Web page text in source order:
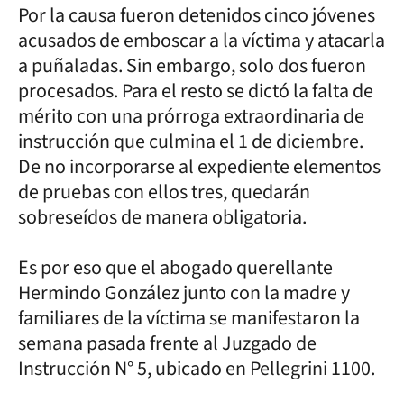
Por la causa fueron detenidos cinco jóvenes
acusados de emboscar a la víctima y atacarla
a puñaladas. Sin embargo, solo dos fueron
procesados. Para el resto se dictó la falta de
mérito con una prórroga extraordinaria de
instrucción que culmina el 1 de diciembre.
De no incorporarse al expediente elementos
de pruebas con ellos tres, quedarán
sobreseídos de manera obligatoria.
Es por eso que el abogado querellante
Hermindo González junto con la madre y
familiares de la víctima se manifestaron la
semana pasada frente al Juzgado de
Instrucción N° 5, ubicado en Pellegrini 1100.